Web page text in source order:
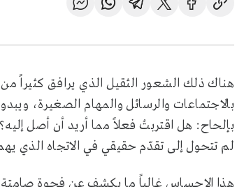
هناك ذلك الشعور الثقيل الذي يرافق كثيراً
بالاجتماعات والرسائل والمهام الصغيرة،
بإلحاح: هل اقتربتُ فعلاً مما أريد أن أصل
لم تتحول إلى تقدّم حقيقي في الاتجاه الذي
هذا الإحساس غالباً ما يكشف عن فجوة صامتة